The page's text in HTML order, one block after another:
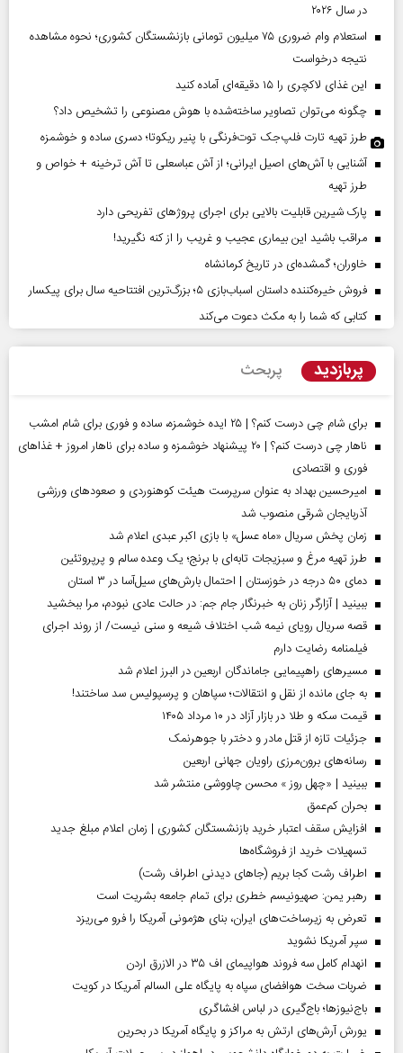
در سال ۲۰۲۶
استعلام وام ضروری ۷۵ میلیون تومانی بازنشستگان کشوری؛ نحوه مشاهده
نتیجه درخواست
این غذای لاکچری را ۱۵ دقیقه‌ای آماده کنید
چگونه می‌توان تصاویر ساخته‌شده با هوش مصنوعی را تشخیص داد؟
طرز تهیه تارت فلپ‌جک توت‌فرنگی با پنیر ریکوتا؛ دسری ساده و خوشمزه
آشنایی با آش‌های اصیل ایرانی؛ از آش عباسعلی تا آش ترخینه + خواص و
طرز تهیه
پارک شیرین قابلیت‌ بالایی برای اجرای پروژهای تفریحی دارد
مراقب باشید این بیماری عجیب و غریب را از کنه نگیرید!
خاوران؛ گمشده‌ای در تاریخ کرمانشاه
فروش خیره‌کننده داستان اسباب‌بازی ۵؛ بزرگ‌ترین افتتاحیه سال برای پیکسار
کتابی که شما را به مکث دعوت می‌کند
پربازدید پربحث
برای شام چی درست کنم؟ | ۲۵ ایده خوشمزه، ساده و فوری برای شام امشب
ناهار چی درست کنم؟ | ۲۰ پیشنهاد خوشمزه و ساده برای ناهار امروز + غذاهای
فوری و اقتصادی
امیرحسین بهداد به عنوان سرپرست هیئت کوهنوردی و صعودهای ورزشی
آذربایجان شرقی منصوب شد
زمان پخش سریال «ماه عسل» با بازی اکبر عبدی اعلام شد
طرز تهیه مرغ و سبزیجات تابه‌ای با برنج؛ یک وعده سالم و پرپروتئین
دمای ۵۰ درجه در خوزستان | احتمال بارش‌های سیل‌آسا در ۳ استان
ببینید | آزارگر زنان به خبرنگار جام جم: در حالت عادی نبودم، مرا ببخشید
قصه سریال رویای نیمه شب اختلاف شیعه و سنی نیست/ از روند اجرای
فیلمنامه رضایت دارم
مسیر‌های راهپیمایی جاماندگان اربعین در البرز اعلام شد
به جای مانده از نقل و انتقالات؛ سپاهان و پرسپولیس سد ساختند!
قیمت سکه و طلا در بازار آزاد در ۱۰ مرداد ۱۴۰۵
جزئیات تازه از قتل مادر و دختر با جوهرنمک
رسانه‌های برون‌مرزی راویان جهانی اربعین
ببینید | «چهل روز » محسن چاووشی منتشر شد
بحران کم‌عمق
افزایش سقف اعتبار خرید بازنشستگان کشوری | زمان اعلام مبلغ جدید
تسهیلات خرید از فروشگاه‌ها
اطراف رشت کجا بریم (جاهای دیدنی اطراف رشت)
رهبر یمن: صهیونیسم خطری برای تمام جامعه بشریت است
تعرض به زیرساخت‌های ایران، بنای هژمونی آمریکا را فرو می‌ریزد
سپر آمریکا نشوید
انهدام کامل سه فروند هواپیمای اف ۳۵ در الازرق اردن
ضربات سخت هوافضای سپاه به پایگاه علی السالم آمریکا در کویت
باج‌نیوزها؛ باج‌گیری در لباس افشاگری
یورش آرش‌های ارتش به مراکز و پایگاه‌ آمریکا در بحرین